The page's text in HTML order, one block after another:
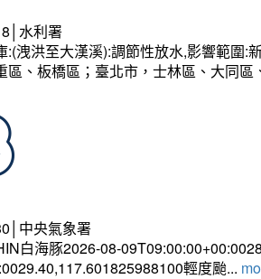
水利署
:(洩洪至大漢溪):調節性放水,影響範圍
區、板橋區；臺北市，士林區、大同
中央氣象署
白海豚2026-08-
輕度颱...